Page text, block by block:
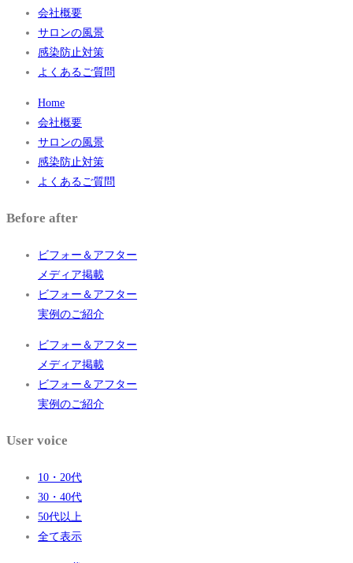
会社概要
サロンの風景
感染防止対策
よくあるご質問
Home
会社概要
サロンの風景
感染防止対策
よくあるご質問
Before after
ビフォー＆アフター
メディア掲載
ビフォー＆アフター
実例のご紹介
ビフォー＆アフター
メディア掲載
ビフォー＆アフター
実例のご紹介
User voice
10・20代
30・40代
50代以上
全て表示